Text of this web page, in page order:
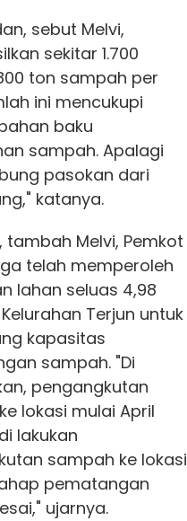
sebut Melvi,
sekitar 1.700
ton sampah per
ini mencukupi
baku
sampah. Apalagi
pasokan dari
katanya.
tambah Melvi, Pemkot
telah memperoleh
lahan seluas 4,98
Terjun untuk
kapasitas
sampah. "Di
pengangkutan
lokasi mulai April
lakukan
sampah ke lokasi
pematangan
ujarnya.